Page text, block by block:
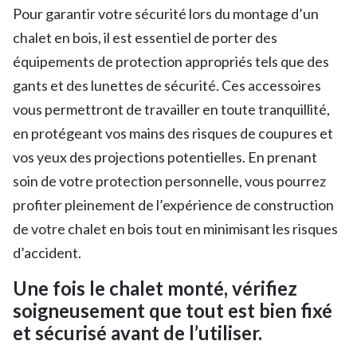
Pour garantir votre sécurité lors du montage d’un
chalet en bois, il est essentiel de porter des
équipements de protection appropriés tels que des
gants et des lunettes de sécurité. Ces accessoires
vous permettront de travailler en toute tranquillité,
en protégeant vos mains des risques de coupures et
vos yeux des projections potentielles. En prenant
soin de votre protection personnelle, vous pourrez
profiter pleinement de l’expérience de construction
de votre chalet en bois tout en minimisant les risques
d’accident.
Une fois le chalet monté, vérifiez
soigneusement que tout est bien fixé
et sécurisé avant de l’utiliser.